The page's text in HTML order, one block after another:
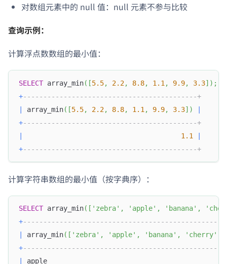
对数组元素中的 null 值：null 元素不参与比较
查询示例：
计算浮点数数组的最小值：
SELECT array_min( [5.5, 2.2, 8.8, 1.1 , 9.9, 3.3] ) ;
+-------------------------------------------+
array_min( [5.5, 2.2, 8.8, 1.1 , 9.9, 3.3] )
+-------------------------------------------+
1.1
+-------------------------------------------+
计算字符串数组的最小值（按字典序）：
SELECT array_min( [ 'zebra' , 'apple' , 'banana' ,
+
array_min( [ 'zebra' , 'apple' , 'banana' , 'cherry'
+